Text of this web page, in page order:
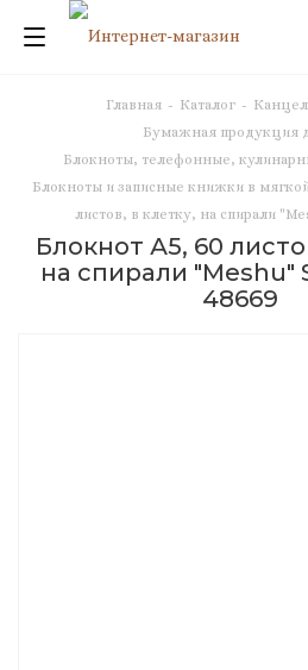
Главная - Каталог -
Бумажная продукция
Блокноты, телефонные,
Блокноты и записные книжки в
листов, в клетку, на спирали
Блокнот А5, 60
на спирали "Meshu"
48669